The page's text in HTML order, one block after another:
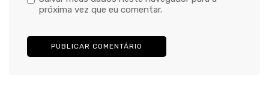
próxima vez que eu comentar.